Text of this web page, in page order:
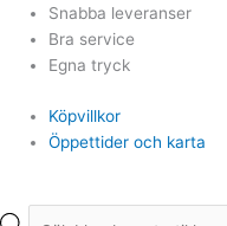
Hoppa
innehåll
Snabba leveranser
Bra service
Egna tryck
Köpvillkor
Öppettider och karta
Products
search
Products
search